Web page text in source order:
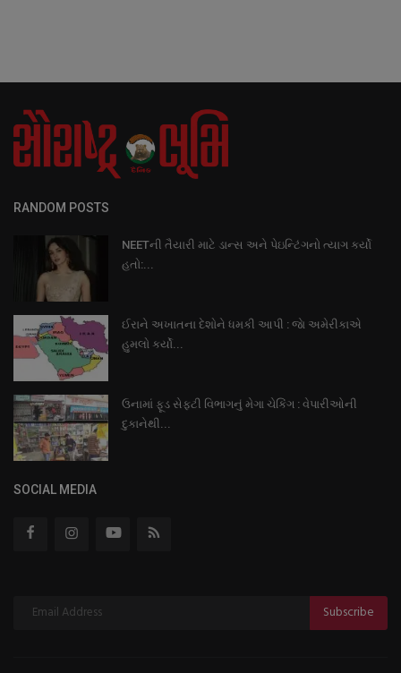
RANDOM POSTS
NEETની તૈયારી માટે ડાન્સ અને પેઇન્ટિંગનો ત્યાગ કર્યો
હતો:...
ઈરાને અખાતના દેશોને ધમકી આપી : જાે અમેરીકાએ
હુમલો કર્યો...
ઉનામાં ફૂડ સેફ્ટી વિભાગનું મેગા ચેકિંગ : વેપારીઓની
દુકાનેથી...
SOCIAL MEDIA
Subscribe